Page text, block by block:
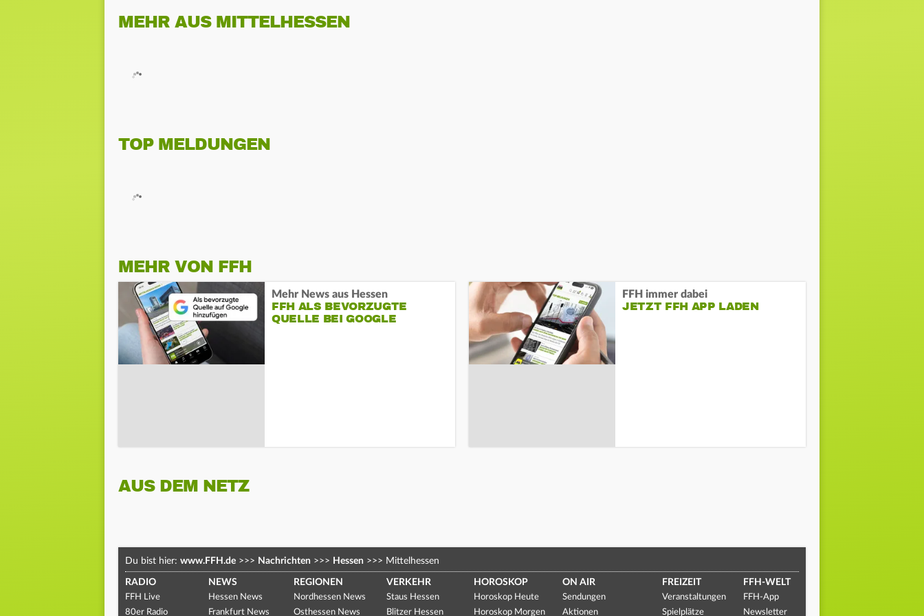
MEHR AUS MITTELHESSEN
TOP MELDUNGEN
MEHR VON FFH
Mehr News aus Hessen
FFH ALS BEVORZUGTE
QUELLE BEI GOOGLE
FFH immer dabei
JETZT FFH APP LADEN
AUS DEM NETZ
Du bist hier: www.FFH.de >>> Nachrichten >>> Hessen >>> Mittelhessen
RADIO
FFH Live
80er Radio
NEWS
Hessen News
Frankfurt News
REGIONEN
Nordhessen News
Osthessen News
VERKEHR
Staus Hessen
Blitzer Hessen
HOROSKOP
Horoskop Heute
Horoskop Morgen
ON AIR
Sendungen
Aktionen
FREIZEIT
Veranstaltungen
Spielplätze
FFH-WELT
FFH-App
Newsletter